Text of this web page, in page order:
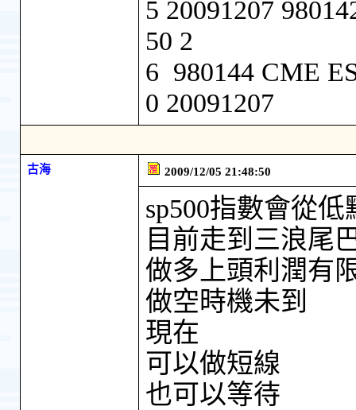
5 20091207
50 2
6 980144 CME
0 20091207
古海 2009/12/05 21:48:50
sp500指數會從
目前走到三浪尾
做多上頭利潤有
做空時機未到
現在
可以做短線
也可以等待